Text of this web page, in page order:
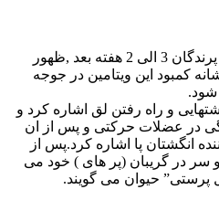
به علت نقص در تغذیه علائم در پرندگان 3 الی 2 هفته بعد ,ظهور
کمبود این ویتامین در جوجه
و راه رفتن لق اشاره کرد و
در عضلات حرکتی و پس از ان
انگشتان پا اشاره کرد.پس از
و سر در گریبان (پر های ) خود می
پرستی” حیوان می گویند.